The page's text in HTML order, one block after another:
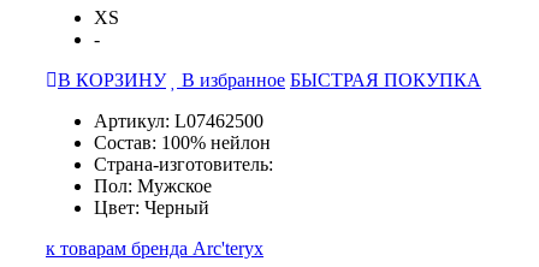
XS
-
В КОРЗИНУ
В избранное БЫСТРАЯ ПОКУПКА
Артикул: L07462500
Состав: 100% нейлон
Страна-изготовитель:
Пол: Мужское
Цвет: Черный
к товарам бренда Arc'teryx